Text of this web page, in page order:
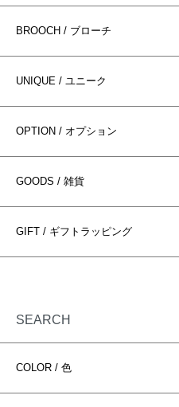
BROOCH / ブローチ
UNIQUE / ユニーク
OPTION / オプション
GOODS / 雑貨
GIFT / ギフトラッピング
SEARCH
COLOR / 色